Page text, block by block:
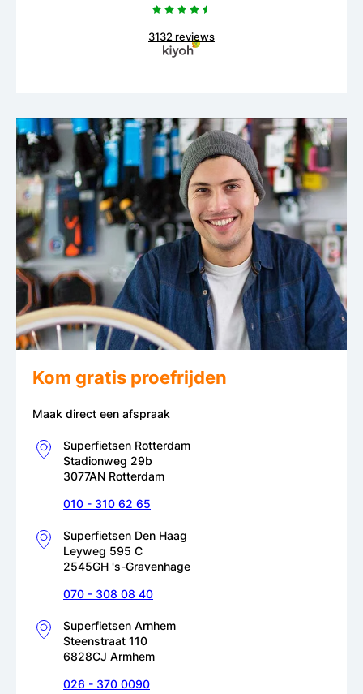
3132 reviews
Kom gratis proefrijden
Maak direct een afspraak
Superfietsen Rotterdam
Stadionweg 29b
3077AN Rotterdam
010 - 310 62 65
Superfietsen Den Haag
Leyweg 595 C
2545GH 's-Gravenhage
070 - 308 08 40
Superfietsen Arnhem
Steenstraat 110
6828CJ Armhem
026 - 370 0090